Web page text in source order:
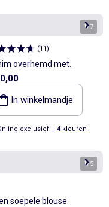
1/7
(11)
overhemd met
In winkelmandje
exclusief | 4 kleuren
1/5
soepele blouse